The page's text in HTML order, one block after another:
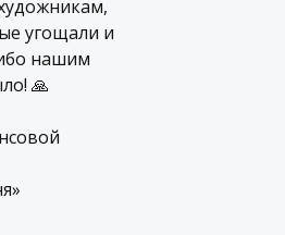
угощали и
нашим
🙏